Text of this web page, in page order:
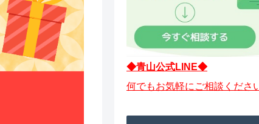
◆青山公式LINE◆
何でもお気軽にご相談くださ